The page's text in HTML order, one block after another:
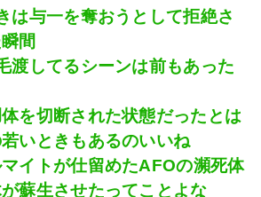
は与一を奪おうとして拒絶さ
間
渡してるシーンは前もあった
を切断された状態だったとは
いときもあるのいいね
イトが仕留めたAFOの瀕死体
蘇生させたってことよな